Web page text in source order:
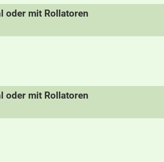
oder mit Rollatoren
oder mit Rollatoren